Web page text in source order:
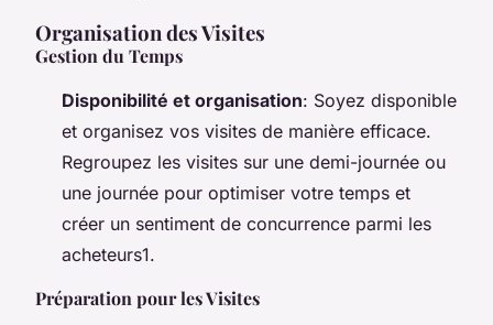
Organisation des Visites
Gestion du Temps
Disponibilité et organisation: Soyez disponible
et organisez vos visites de manière efficace.
Regroupez les visites sur une demi-journée ou
une journée pour optimiser votre temps et
créer un sentiment de concurrence parmi les
acheteurs1.
Préparation pour les Visites